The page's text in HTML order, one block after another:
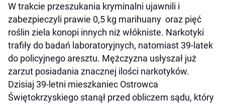
W trakcie przeszukania kryminalni ujawnili i
zabezpieczyli prawie 0,5 kg marihuany oraz pięć
roślin ziela konopi innych niż włókniste. Narkotyki
trafiły do badań laboratoryjnych, natomiast 39-latek
do policyjnego aresztu. Mężczyzna usłyszał już
zarzut posiadania znacznej ilości narkotyków.
Dzisiaj 39-letni mieszkaniec Ostrowca
Świętokrzyskiego stanął przed obliczem sądu, który